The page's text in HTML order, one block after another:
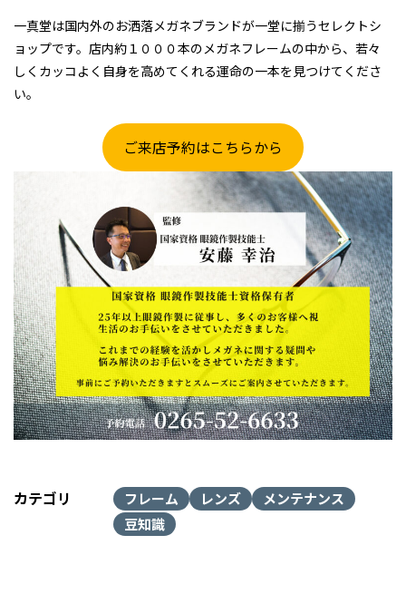
一真堂は国内外のお洒落メガネブランドが一堂に揃うセレクトシ
ョップです。店内約１０００本のメガネフレームの中から、若々
しくカッコよく自身を高めてくれる運命の一本を見つけてくださ
い。
ご来店予約はこちらから
カテゴリ フレーム レンズ
メンテナンス
豆知識